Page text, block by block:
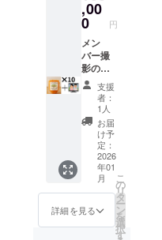
す。
【商品
説明】
サイ
ズ 約
1cm³ 内
容量
60個 ※
ビデオ
は2-3分
を予定
してお
り、
メール
にて
URLを
送らせ
ていた
だきま
,00
0 円
メン
バー撮
影のお
礼のビ
デオレ
ター、
そして
このプ
ロジェ
クトで
制作す
るオレ
ンジ
せっけ
んを
「10
支援
者：
1人
お届
け予
定：
2026
年01
月
詳細を見る
こ
の
リ
タ
ー
ン
を
選
択
す